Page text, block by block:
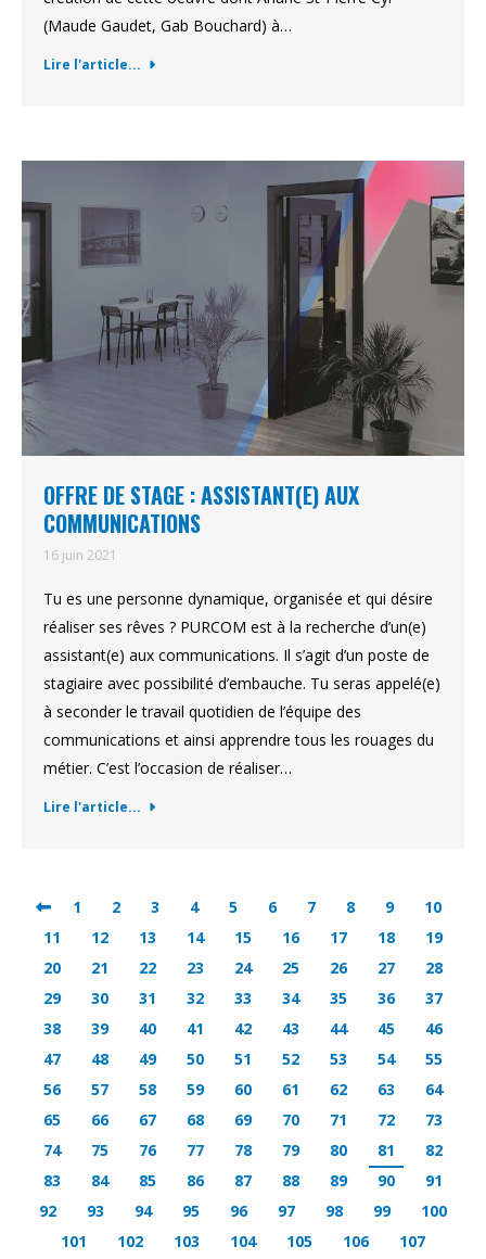
(Maude Gaudet, Gab Bouchard) à…
Lire l'article...
OFFRE DE STAGE : ASSISTANT(E) AUX
COMMUNICATIONS
16 juin 2021
Tu es une personne dynamique, organisée et qui désire
réaliser ses rêves ? PURCOM est à la recherche d’un(e)
assistant(e) aux communications. Il s’agit d’un poste de
stagiaire avec possibilité d’embauche. Tu seras appelé(e)
à seconder le travail quotidien de l’équipe des
communications et ainsi apprendre tous les rouages du
métier. C’est l’occasion de réaliser…
Lire l'article...
1 2 3 4 5 6 7 8 9
10
11
12 13 14 15 16 17 18
19
20
21 22 23 24 25 26 27
28
29
30 31 32 33 34 35 36
37
38
39 40 41 42 43 44 45
46
47
48 49 50 51 52 53 54
55
56
57 58 59 60 61 62 63
64
65
66 67 68 69 70 71 72
73
74
75 76 77 78 79 80 81
82
83
84 85 86 87 88 89 90
91
92
93 94 95 96 97 98 99
100
101
102 103 104 105 106
107